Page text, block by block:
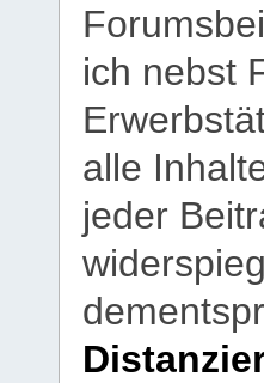
ich nebst
alle
jeder